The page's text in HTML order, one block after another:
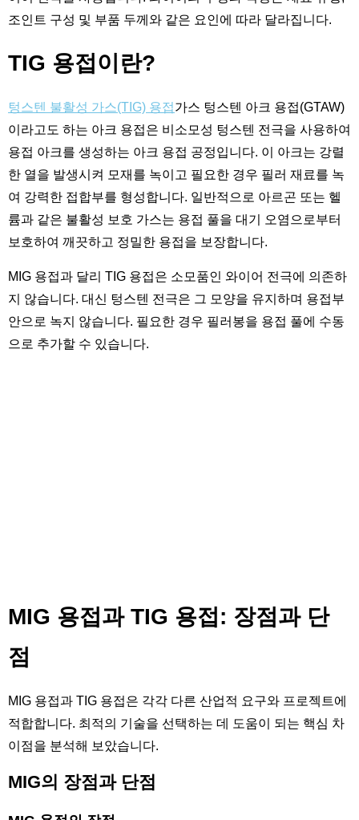
조인트 구성 및 부품 두께와 같은 요인에 따라 달라집니다.
TIG 용접이란?
텅스텐 불활성 가스(TIG) 용접가스 텅스텐 아크 용접(GTAW)
이라고도 하는 아크 용접은 비소모성 텅스텐 전극을 사용하여
용접 아크를 생성하는 아크 용접 공정입니다. 이 아크는 강렬
한 열을 발생시켜 모재를 녹이고 필요한 경우 필러 재료를 녹
여 강력한 접합부를 형성합니다. 일반적으로 아르곤 또는 헬
륨과 같은 불활성 보호 가스는 용접 풀을 대기 오염으로부터
보호하여 깨끗하고 정밀한 용접을 보장합니다.
MIG 용접과 달리 TIG 용접은 소모품인 와이어 전극에 의존하
지 않습니다. 대신 텅스텐 전극은 그 모양을 유지하며 용접부
안으로 녹지 않습니다. 필요한 경우 필러봉을 용접 풀에 수동
으로 추가할 수 있습니다.
MIG 용접과 TIG 용접: 장점과 단
점
MIG 용접과 TIG 용접은 각각 다른 산업적 요구와 프로젝트에
적합합니다. 최적의 기술을 선택하는 데 도움이 되는 핵심 차
이점을 분석해 보았습니다.
MIG의 장점과 단점